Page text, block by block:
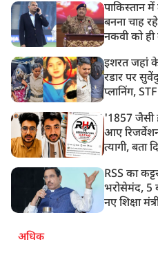
पाकिस्तान
बनना चाह
नकवी को ही
इशरत जहां
रडार पर
प्लानिंग,
'1857 जैसी
आए
त्यागी, बता
RSS का
भरोसेमंद, 5
नए शिक्षा
अधिक